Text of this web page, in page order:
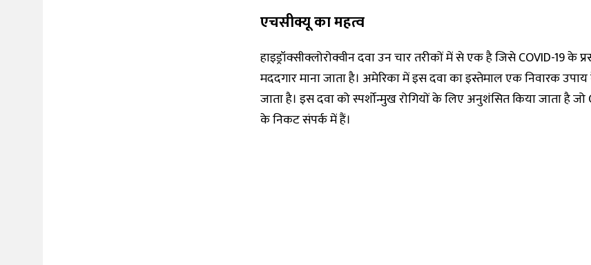
एचसीक्यू का महत्व
हाइड्रॉक्सीक्लोरोक्वीन दवा उन चार तरीकों में से एक है जिसे COVID-19 के
मददगार माना जाता है। अमेरिका में इस दवा का इस्तेमाल एक निवारक
जाता है। इस दवा को स्पर्शोन्मुख रोगियों के लिए अनुशंसित किया जाता है जो
के निकट संपर्क में हैं।